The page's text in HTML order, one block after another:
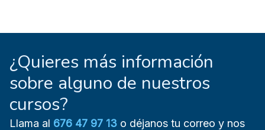
¿Quieres más información
sobre alguno de nuestros
cursos?
Llama al 676 47 97 13 o déjanos tu correo y nos